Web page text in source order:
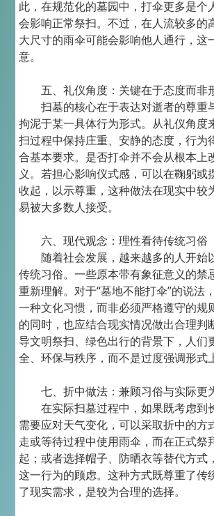
此，在规范化的墓园中，打伞更多是个
会影响正常祭扫。不过，在人流较多的
大尺寸的雨伞可能会影响他人通行，这
意。
五、礼仪角度：关键在于态度而非
扫墓的核心在于表达对逝者的尊重
拘泥于某一具体行为形式。从礼仪角度
扫过程中保持庄重、安静的态度，行为
合基本要求。是否打伞并不会从根本上
义。若担心影响仪式感，可以在鞠躬或
收起，以示尊重，这种做法在现实中较
易被大多数人接受。
六、现代观念：理性看待传统习俗
随着社会发展，越来越多的人开始
传统习俗。一些原本带有象征意义的禁
重新理解。对于“墓地不能打伞”的说法
一种文化习惯，而非必须严格遵守的规
的同时，也应结合现实情况做出合理判
导文明祭扫、绿色出行的背景下，人们
全、环保与秩序，而不是过度强调形式
七、折中做法：兼顾习俗与实际更
在实际扫墓过程中，如果既考虑到
需要应对天气变化，可以采取折中的方
走或等待过程中使用雨伞，而在正式祭
起；或者选择帽子、防晒衣等替代方式
这一行为的顾虑。这种方式既尊重了传
了现实需求，是较为合理的选择。